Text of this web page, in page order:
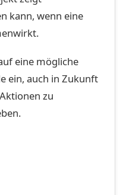
kann, wenn eine
eine mögliche
ein, auch in Zukunft
zu